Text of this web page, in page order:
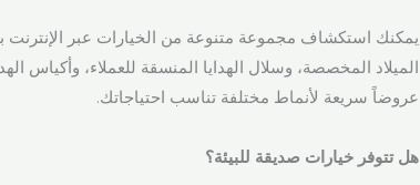
يمكنك استكشاف مجموعة متنوعة من الخيارات عبر
الميلاد المخصصة، وسلال الهدايا المنسقة للعملاء، وأكياس
عروضاً سريعة لأنماط مختلفة تناسب احتياجاتك.
هل تتوفر خيارات صديقة للبيئة؟